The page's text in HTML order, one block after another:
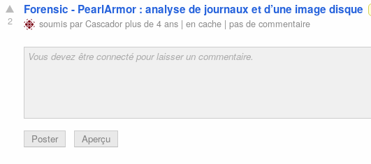
2
Forensic - PearlArmor : analyse de journaux et d’une image disque
soumis parCascador plus de 4 ans |en cache |pas de commentaire
Poster Aperçu